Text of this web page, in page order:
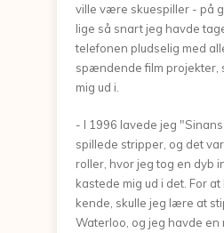
ville være skuespiller - på
lige så snart jeg havde
telefonen pludselig med
spændende film projekter,
mig ud i.
- I 1996 lavede jeg
spillede stripper, og det
roller, hvor jeg tog en dyb
kastede mig ud i det. For
kende, skulle jeg lære at
Waterloo, og jeg havde en